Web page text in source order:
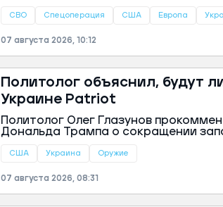
государства столкнулись с
интересам.
СВО Спецоперация США Европа
07 августа 2026, 10:12
Политолог объяснил, будут
Украине Patriot
Политолог Олег Глазунов
Дональда Трампа о сокращении
данные о снижении количества
США Украина Оружие
07 августа 2026, 08:31